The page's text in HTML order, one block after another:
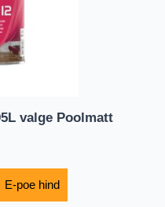
valge Poolmatt